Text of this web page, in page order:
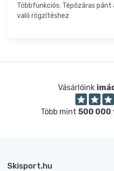
Többfunkciós: Tépőzáras
való rögzítéshez
Vásárlóink
Több mint 500 000
Skisport.hu